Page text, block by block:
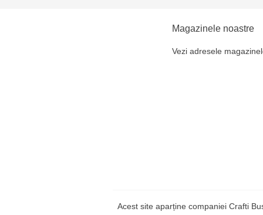
Magazinele noastre
Vezi adresele
Acest site aparține companiei Crafti